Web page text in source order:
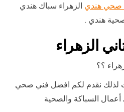
صحي هندي الزهراء سباك هندي
هندي .
الزهراء
؟؟
لذلك نقدم لكم افضل فني صحي
السباكة والصحية